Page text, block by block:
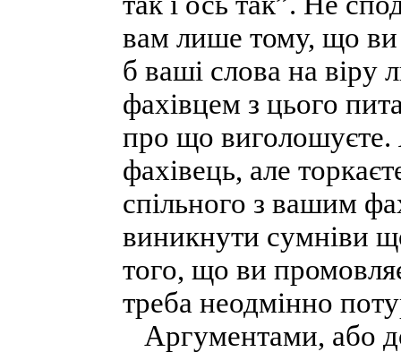
вам лише тому, що ви
б ваші слова на віру
фахівцем з цього
про що виголошуєте.
фахівець, але
спільного з вашим
виникнути сумніви
того, що ви
треба неодмінно
Аргументами, або